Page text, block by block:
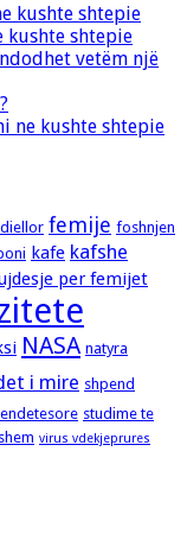
kushte shtepie
kushte shtepie
vetëm një
ne kushte shtepie
femije foshnjen
kafe kafshe
per femijet
NASA natyra
i mire shpend
studime te
virus vdekjeprures